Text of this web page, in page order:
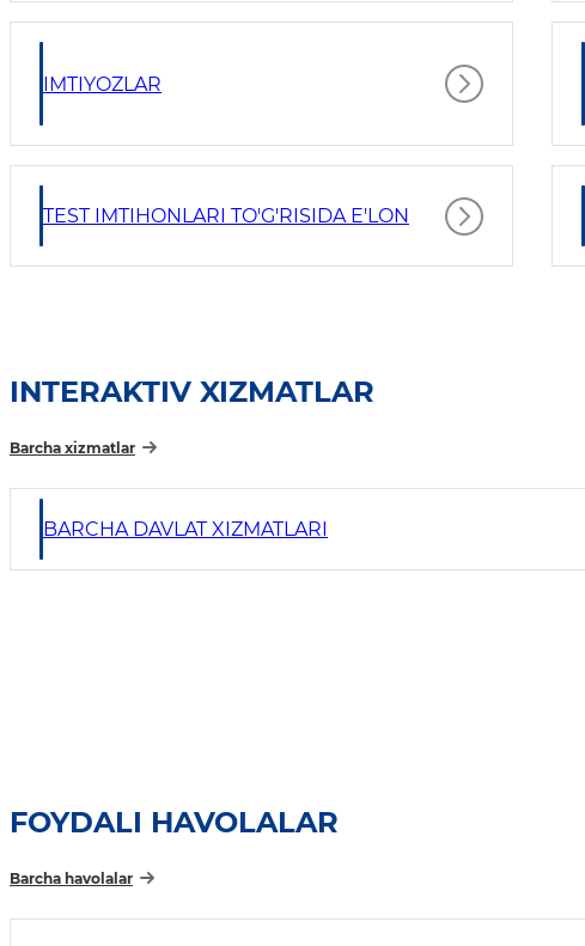
IMTIYOZLAR
TEST IMTIHONLARI TO'G'RISIDA E'LON
INTERAKTIV XIZMATLAR
Barcha xizmatlar
BARCHA DAVLAT XIZMATLARI
FOYDALI HAVOLALAR
Barcha havolalar